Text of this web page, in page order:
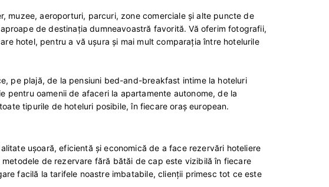
muzee, aeroporturi, parcuri, zone comerciale şi alte puncte de
de destinaţia dumneavoastră favorită. Vă oferim fotografii,
hotel, pentru a vă uşura şi mai mult comparaţia între hotelurile
pe plajă, de la pensiuni bed-and-breakfast intime la hoteluri
pentru oamenii de afaceri la apartamente autonome, de la
tipurile de hoteluri posibile, în fiecare oraş european.
uşoară, eficientă şi economică de a face rezervări hoteliere
de rezervare fără bătăi de cap este vizibilă în fiecare
facilă la tarifele noastre imbatabile, clienţii primesc tot ce este